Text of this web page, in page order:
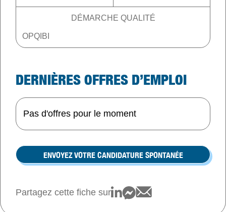
DÉMARCHE QUALITÉ
OPQIBI
DERNIÈRES OFFRES D’EMPLOI
Pas d'offres pour le moment
ENVOYEZ VOTRE CANDIDATURE SPONTANÉE
Partagez cette fiche sur